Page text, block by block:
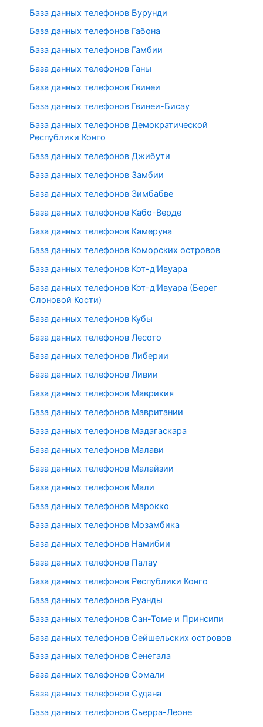
База данных телефонов Бурунди
База данных телефонов Габона
База данных телефонов Гамбии
База данных телефонов Ганы
База данных телефонов Гвинеи
База данных телефонов Гвинеи-Бисау
База данных телефонов Демократической
Республики Конго
База данных телефонов Джибути
База данных телефонов Замбии
База данных телефонов Зимбабве
База данных телефонов Кабо-Верде
База данных телефонов Камеруна
База данных телефонов Коморских островов
База данных телефонов Кот-д'Ивуара
База данных телефонов Кот-д'Ивуара (Берег
Слоновой Кости)
База данных телефонов Кубы
База данных телефонов Лесото
База данных телефонов Либерии
База данных телефонов Ливии
База данных телефонов Маврикия
База данных телефонов Мавритании
База данных телефонов Мадагаскара
База данных телефонов Малави
База данных телефонов Малайзии
База данных телефонов Мали
База данных телефонов Марокко
База данных телефонов Мозамбика
База данных телефонов Намибии
База данных телефонов Палау
База данных телефонов Республики Конго
База данных телефонов Руанды
База данных телефонов Сан-Томе и Принсипи
База данных телефонов Сейшельских островов
База данных телефонов Сенегала
База данных телефонов Сомали
База данных телефонов Судана
База данных телефонов Сьерра-Леоне